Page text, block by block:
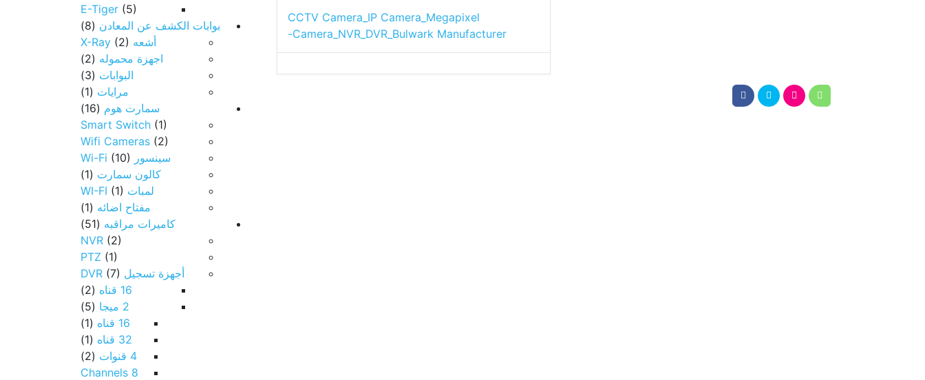
CCTV Camera_IP Camera_Megapixel
Camera_NVR_DVR_Bulwark Manufacturer-
E-Tiger (5)
بوابات الكشف عن المعادن (8)
أشعه X-Ray (2)
اجهزة محموله (2)
البوابات (3)
مرايات (1)
سمارت هوم (16)
Smart Switch (1)
Wifi Cameras (2)
سينسور Wi-Fi (10)
كالون سمارت (1)
لمبات WI-FI (1)
مفتاح اضائه (1)
كاميرات مراقبه (51)
NVR (2)
PTZ (1)
أجهزة تسجيل DVR (7)
16 قناه
(2)
2 ميجا
(5)
16 قناه
(1)
32 قناه
(1)
4 قنوات
(2)
8 Channels